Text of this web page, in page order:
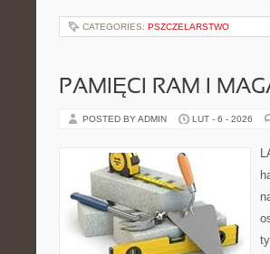
CATEGORIES: PSZCZELARSTWO
PAMIĘCI RAM I
POSTED BY ADMIN LUT - 6 - 2026